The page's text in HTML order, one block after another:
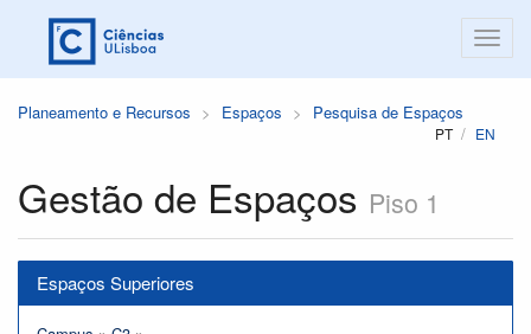
Planeamento e Recursos Espaços Pesquisa de Espaços
PT EN
Gestão de Espaços Piso 1
Espaços Superiores